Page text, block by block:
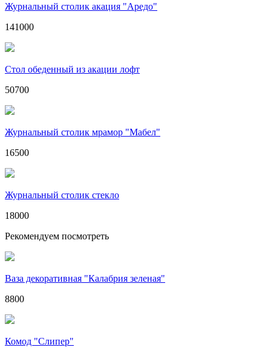
Журнальный столик акация "Аредо"
141000
Стол обеденный из акации лофт
50700
Журнальный столик мрамор "Мабел"
16500
Журнальный столик стекло
18000
Рекомендуем посмотреть
Ваза декоративная "Калабрия зеленая"
8800
Комод "Слипер"